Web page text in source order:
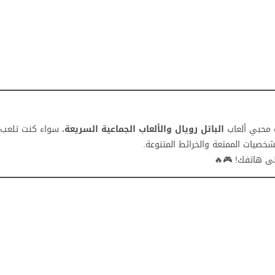
ألعاب الباتل رويال والألعاب الجماعية السريعة، سواء كنت
الممتعة والخرائط المتنوعة.
هاتفك! 🎮🔥